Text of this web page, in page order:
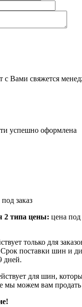
с Вами свяжется
успешно оформлена
заказ
2 типа цены: цена под
только для
поставки шин и
дней.
для шин,
мы можем вам